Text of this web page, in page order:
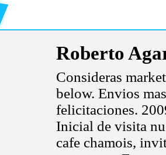
Roberto
Consideras
below. Envios
felicitaciones.
Inicial de visita
cafe chamois,